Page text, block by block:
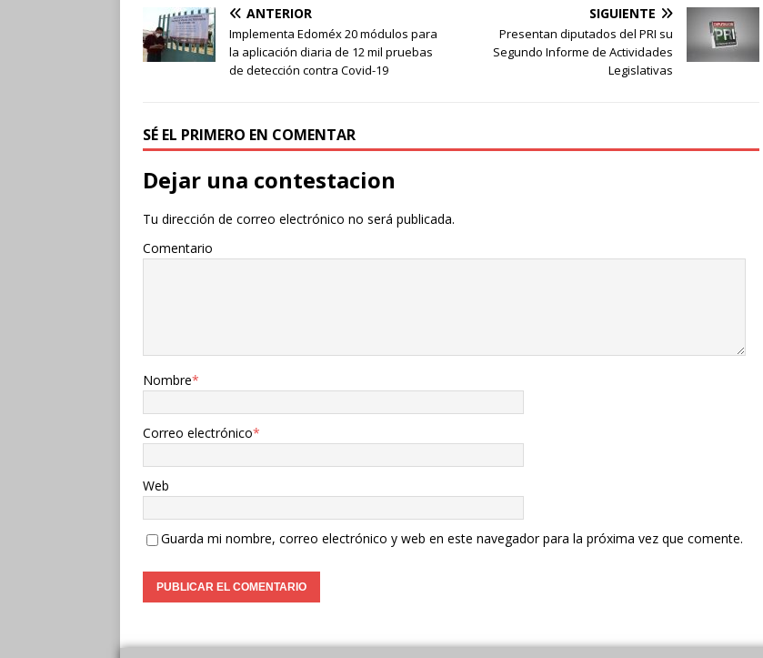
ANTERIOR
Implementa Edoméx 20 módulos para
la aplicación diaria de 12 mil pruebas
de detección contra Covid-19
SIGUIENTE
Presentan diputados del PRI su
Segundo Informe de Actividades
Legislativas
SÉ EL PRIMERO EN COMENTAR
Dejar una contestacion
Tu dirección de correo electrónico no será publicada.
Comentario
Nombre*
Correo electrónico*
Web
Guarda mi nombre, correo electrónico y web en este navegador para la próxima vez que comente.